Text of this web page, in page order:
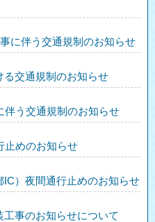
に伴う交通規制のお知らせ
る交通規制のお知らせ
伴う交通規制のお知らせ
止めのお知らせ
）夜間通行止めのお知らせ
事のお知らせについて